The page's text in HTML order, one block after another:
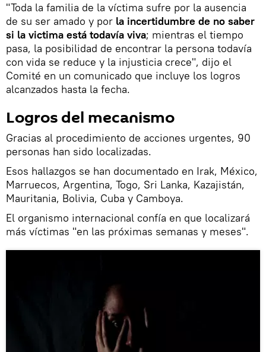
"Toda la familia de la víctima sufre por la ausencia
de su ser amado y por la incertidumbre de no saber
si la victima está todavía viva; mientras el tiempo
pasa, la posibilidad de encontrar la persona todavía
con vida se reduce y la injusticia crece", dijo el
Comité en un comunicado que incluye los logros
alcanzados hasta la fecha.
Logros del mecanismo
Gracias al procedimiento de acciones urgentes, 90
personas han sido localizadas.
Esos hallazgos se han documentado en Irak, México,
Marruecos, Argentina, Togo, Sri Lanka, Kazajistán,
Mauritania, Bolivia, Cuba y Camboya.
El organismo internacional confía en que localizará
más víctimas "en las próximas semanas y meses".